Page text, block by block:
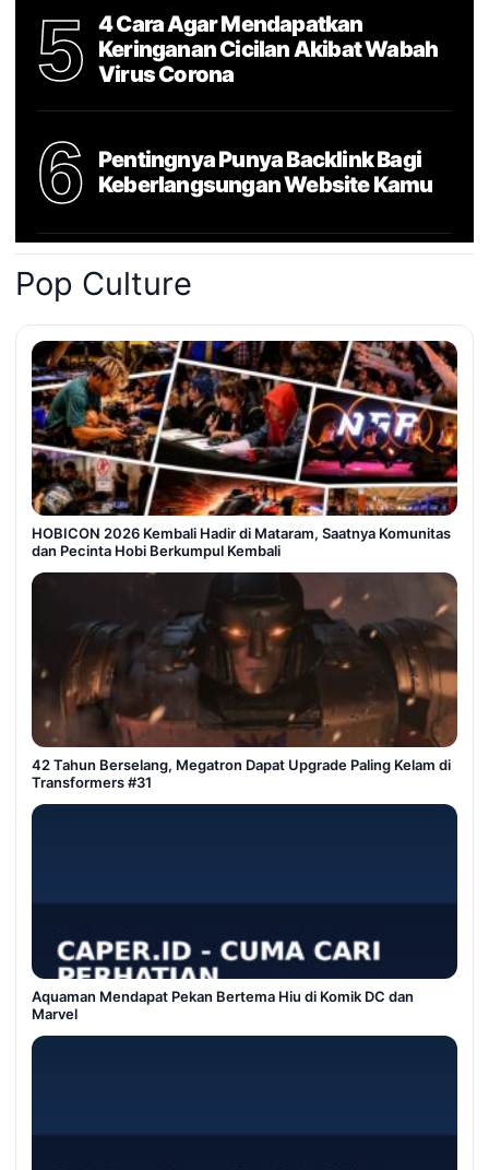
5
4 Cara Agar Mendapatkan
Keringanan Cicilan Akibat Wabah
Virus Corona
6
Pentingnya Punya Backlink Bagi
Keberlangsungan Website Kamu
Pop Culture
HOBICON 2026 Kembali Hadir di Mataram, Saatnya Komunitas
dan Pecinta Hobi Berkumpul Kembali
42 Tahun Berselang, Megatron Dapat Upgrade Paling Kelam di
Transformers #31
Aquaman Mendapat Pekan Bertema Hiu di Komik DC dan
Marvel